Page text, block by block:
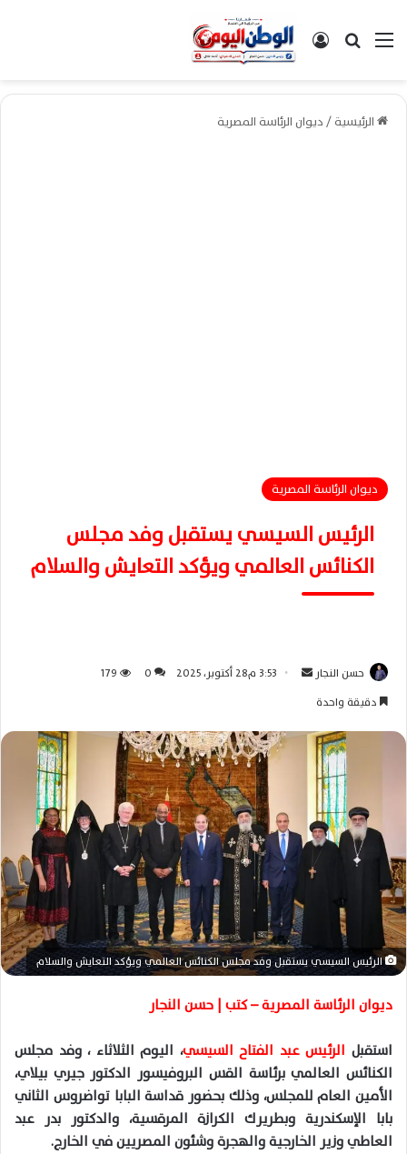
القائمةبحث عن تسجيل الدخول
الرئيسية/ديوان الرئاسة المصرية
ديوان الرئاسة المصرية
الرئيس السيسي يستقبل وفد مجلس
الكنائس العالمي ويؤكد التعايش والسلام
حسن النجار
ك
ت
ر
و
ن
3:53 م28 أكتوبر، 2025 0
179
دقيقة واحدة
الرئيس السيسي يستقبل وفد مجلس الكنائس العالمي ويؤكد التعايش والسلام
ديوان الرئاسة المصرية – كتب | حسن النجار
استقبلالرئيس عبد الفتاح السيسي، اليوم الثلاثاء ، وفد مجلس
الكنائس العالمي برئاسة القس البروفيسور الدكتور جيري بيلاي،
الأمين العام للمجلس، وذلك بحضور قداسة البابا تواضروس الثاني
بابا الإسكندرية وبطريرك الكرازة المرقسية، والدكتور بدر عبد
العاطي وزير الخارجية والهجرة وشئون المصريين في الخارج.